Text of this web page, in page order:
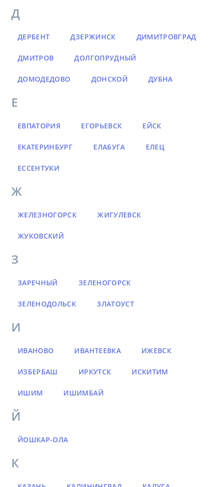
Д
ДЕРБЕНТ ДЗЕРЖИНСК ДИМИТРОВГРАД
ДМИТРОВ ДОЛГОПРУДНЫЙ
ДОМОДЕДОВО ДОНСКОЙ ДУБНА
Е
ЕВПАТОРИЯ ЕГОРЬЕВСК ЕЙСК
ЕКАТЕРИНБУРГ ЕЛАБУГА ЕЛЕЦ
ЕССЕНТУКИ
Ж
ЖЕЛЕЗНОГОРСК ЖИГУЛЕВСК
ЖУКОВСКИЙ
З
ЗАРЕЧНЫЙ ЗЕЛЕНОГОРСК
ЗЕЛЕНОДОЛЬСК ЗЛАТОУСТ
И
ИВАНОВО ИВАНТЕЕВКА ИЖЕВСК
ИЗБЕРБАШ ИРКУТСК ИСКИТИМ
ИШИМ ИШИМБАЙ
Й
ЙОШКАР-ОЛА
К